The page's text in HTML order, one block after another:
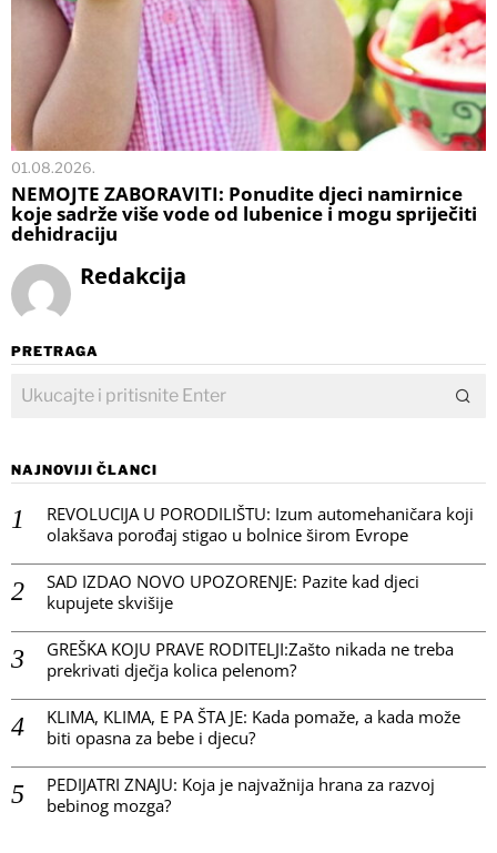
01.08.2026.
NEMOJTE ZABORAVITI: Ponudite djeci namirnice
koje sadrže više vode od lubenice i mogu spriječiti
dehidraciju
Redakcija
PRETRAGA
NAJNOVIJI ČLANCI
REVOLUCIJA U PORODILIŠTU: Izum automehaničara koji
olakšava porođaj stigao u bolnice širom Evrope
SAD IZDAO NOVO UPOZORENJE: Pazite kad djeci
kupujete skvišije
GREŠKA KOJU PRAVE RODITELJI:Zašto nikada ne treba
prekrivati dječja kolica pelenom?
KLIMA, KLIMA, E PA ŠTA JE: Kada pomaže, a kada može
biti opasna za bebe i djecu?
PEDIJATRI ZNAJU: Koja je najvažnija hrana za razvoj
bebinog mozga?